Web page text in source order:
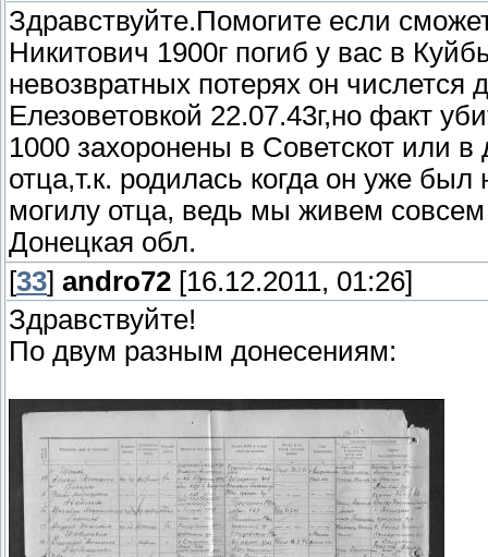
Здравствуйте.Помогите если
Никитович 1900г погиб у вас в
невозвратных потерях он
Елезоветовкой 22.07.43г,но факт
1000 захоронены в Советскот или
отца,т.к. родилась когда он уже
могилу отца, ведь мы живем
Донецкая обл.
[33] andro72 [16.12.2011, 01:26]
Здравствуйте!
По двум разным донесениям: